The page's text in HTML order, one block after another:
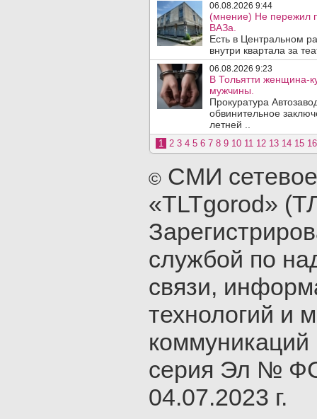
06.08.2026 9:44
(мнение) Не пережил
ВАЗа.
Есть в Центральном
внутри квартала за
06.08.2026 9:23
В Тольятти женщина-
мужчины.
Прокуратура
обвинительное
летней ..
1 2 3 4 5 6 7 8 9 10 11 12 13 14 15 16
© СМИ
«TLTgorod»
службой по
связи,
технологий и
серия Эл №
04.07.2023 г.